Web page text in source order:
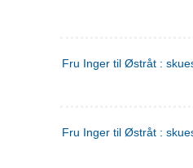
Fru Inger til Østråt :
Fru Inger til Østråt :